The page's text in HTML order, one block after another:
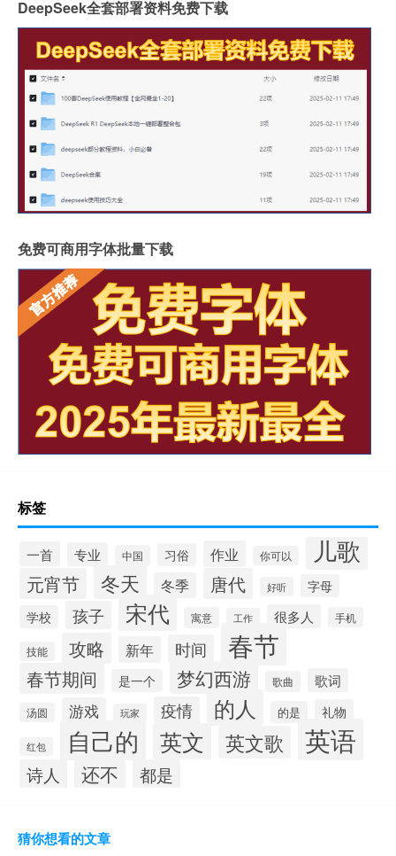
DeepSeek全套部署资料免费下载
免费可商用字体批量下载
标签
一首 专业 中国 习俗 作业 你可以 儿歌
元宵节 冬天 冬季 唐代 好听
字母
学校
孩子 宋代 寓意 工作 很多人 手机
技能 攻略 新年 时间 春节
春节期间 是一个 梦幻西游 歌曲 歌词
汤圆 游戏 玩家 疫情 的人 的是 礼物
红包 自己的 英文 英文歌 英语
诗人 还不 都是
猜你想看的文章